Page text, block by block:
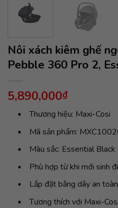
Nôi xách kiêm ghế
Pebble 360 Pro 2,
5,890,000₫
Thương hiệu: Maxi-Cosi
Mã sản phẩm:
Màu sắc: Essential Black
Phù hợp từ khi mới sinh
Lắp đặt bằng dây an
Tương thích với Maxi-